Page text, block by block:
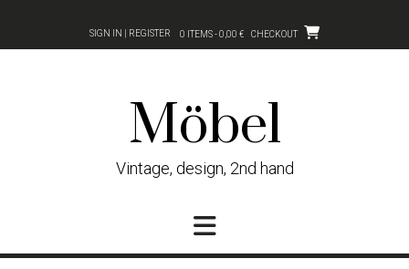
content
SIGN IN | REGISTER 0 ITEMS - 0,00 € CHECKOUT
Möbel
Vintage, design, 2nd hand